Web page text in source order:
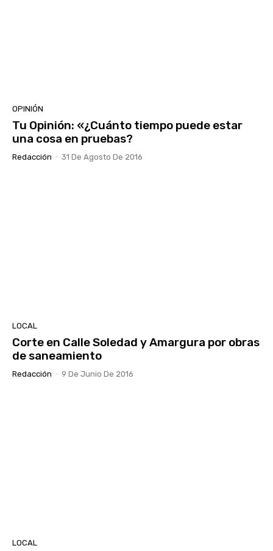
OPINIÓN
Tu Opinión: «¿Cuánto tiempo puede estar
una cosa en pruebas?
Redacción - 31 De Agosto De 2016
LOCAL
Corte en Calle Soledad y Amargura por obras
de saneamiento
Redacción - 9 De Junio De 2016
LOCAL